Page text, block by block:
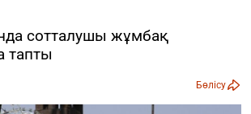
сотталушы жұмбақ
тапты
Бөлісу